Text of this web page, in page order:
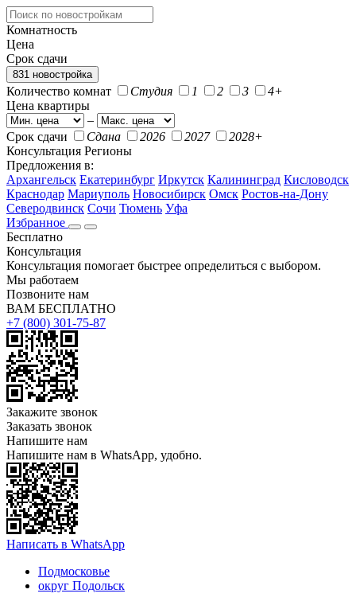
Комнатность
Цена
Срок сдачи
831 новостройка
Количество комнат Студия 1 2 3
4+
Цена квартиры
–
Срок сдачи
Сдана 2026 2027
2028+
Консультация Регионы
Предложения в:
Архангельск Екатеринбург Иркутск Калининград Кисловодск
Краснодар Мариуполь Новосибирск Омск Ростов-на-Дону
Северодвинск Сочи Тюмень Уфа
Избранное
Бесплатно
Консультация
Консультация помогает быстрее определиться с выбором.
Мы работаем
Позвоните нам
ВАМ БЕСПЛАТНО
+7 (800) 301-75-87
Закажите звонок
Заказать звонок
Напишите нам
Напишите нам в WhatsApp, удобно.
Написать в WhatsApp
Подмосковье
округ Подольск